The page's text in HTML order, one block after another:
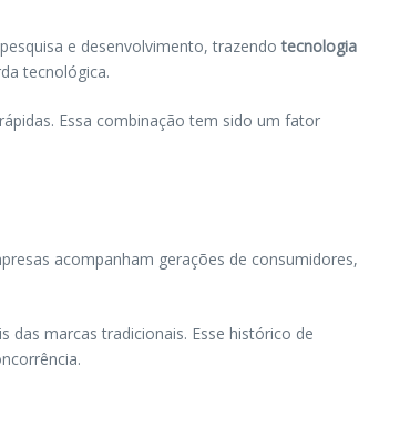
e desenvolvimento, trazendotecnologia
tecnológica.
Essa combinação tem sido um fator
acompanham gerações de consumidores,
marcas tradicionais. Esse histórico de